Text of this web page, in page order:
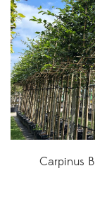
Carpinus